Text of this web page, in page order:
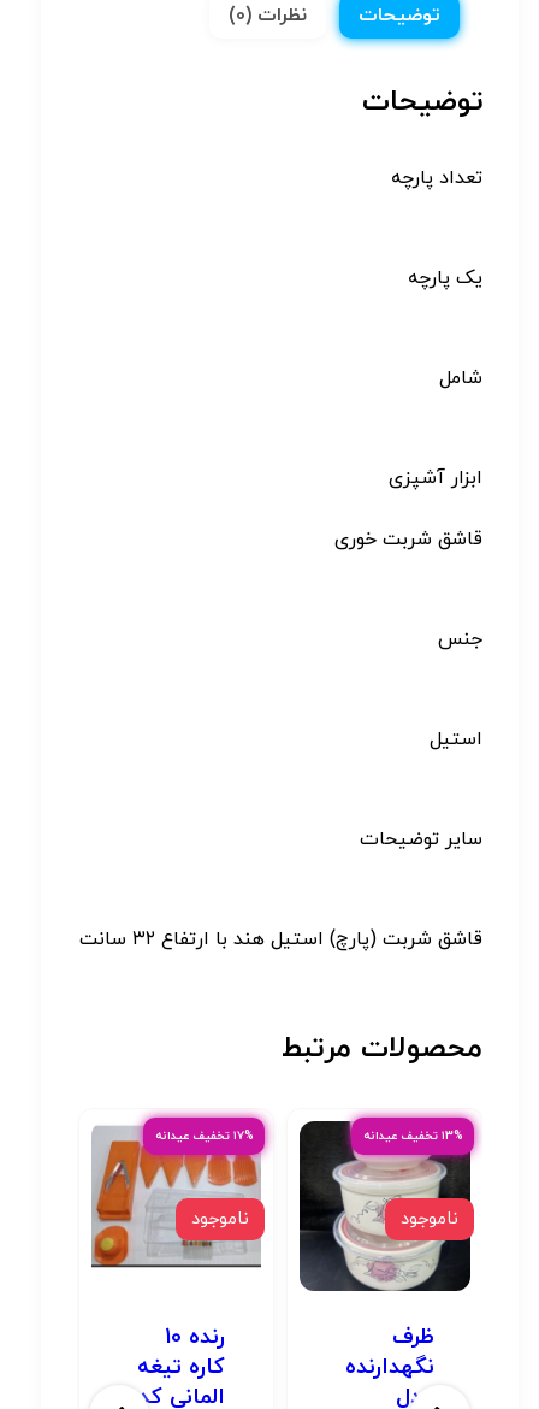
توضیحات نظرات (0)
توضیحات
تعداد پارچه
یک پارچه
شامل
ابزار آشپزی
قاشق شربت خوری
جنس
استیل
سایر توضیحات
قاشق شربت (پارچ) استیل هند با ارتفاع ۳۲ سانت
محصولات مرتبط
۱۳% تخفیف عیدانه
ناموجود
ظرف
نگهدارنده
مدل
۱۷% تخفیف عیدانه
ناموجود
رنده 10
کاره تیغه
المانی کد